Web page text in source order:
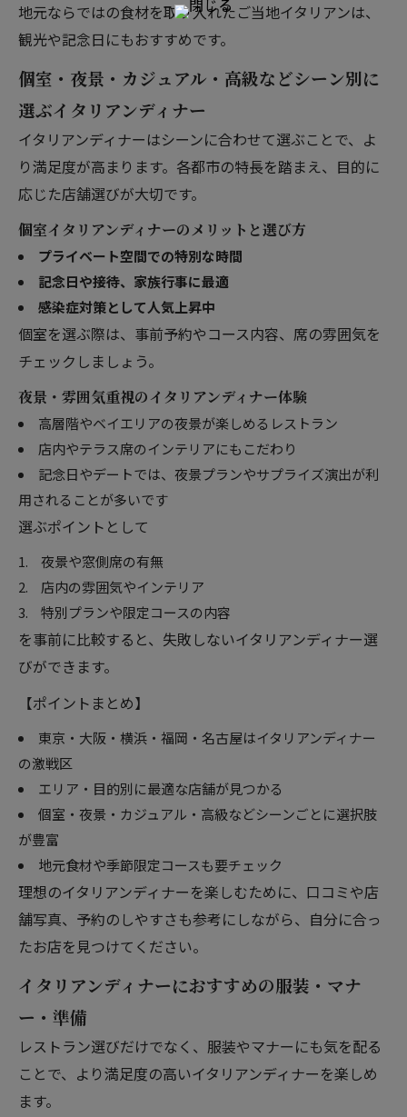
地元ならではの食材を取り入れたご当地イタリアンは、
観光や記念日にもおすすめです。
個室・夜景・カジュアル・高級などシーン別に
選ぶイタリアンディナー
イタリアンディナーはシーンに合わせて選ぶことで、よ
り満足度が高まります。各都市の特長を踏まえ、目的に
応じた店舗選びが大切です。
個室イタリアンディナーのメリットと選び方
プライベート空間での特別な時間
記念日や接待、家族行事に最適
感染症対策として人気上昇中
個室を選ぶ際は、事前予約やコース内容、席の雰囲気を
チェックしましょう。
夜景・雰囲気重視のイタリアンディナー体験
高層階やベイエリアの夜景が楽しめるレストラン
店内やテラス席のインテリアにもこだわり
記念日やデートでは、夜景プランやサプライズ演出が利
用されることが多いです
選ぶポイントとして
夜景や窓側席の有無
店内の雰囲気やインテリア
特別プランや限定コースの内容
を事前に比較すると、失敗しないイタリアンディナー選
びができます。
【ポイントまとめ】
東京・大阪・横浜・福岡・名古屋はイタリアンディナー
の激戦区
エリア・目的別に最適な店舗が見つかる
個室・夜景・カジュアル・高級などシーンごとに選択肢
が豊富
地元食材や季節限定コースも要チェック
理想のイタリアンディナーを楽しむために、口コミや店
舗写真、予約のしやすさも参考にしながら、自分に合っ
たお店を見つけてください。
イタリアンディナーにおすすめの服装・マナ
ー・準備
レストラン選びだけでなく、服装やマナーにも気を配る
ことで、より満足度の高いイタリアンディナーを楽しめ
ます。